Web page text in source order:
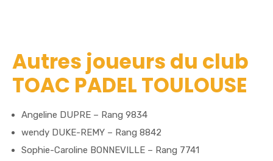
Autres joueurs du club
TOAC PADEL TOULOUSE
Angeline DUPRE – Rang 9834
wendy DUKE-REMY – Rang 8842
Sophie-Caroline BONNEVILLE – Rang 7741